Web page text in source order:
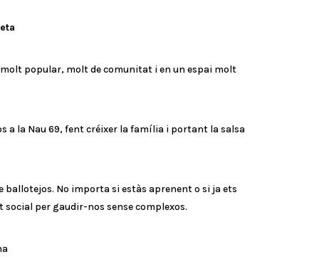
molt popular, molt de comunitat i en un espai molt
a la Nau 69, fent créixer la família i portant la salsa
ballotejos. No importa si estàs aprenent o si ja ets
per gaudir-nos sense complexos.